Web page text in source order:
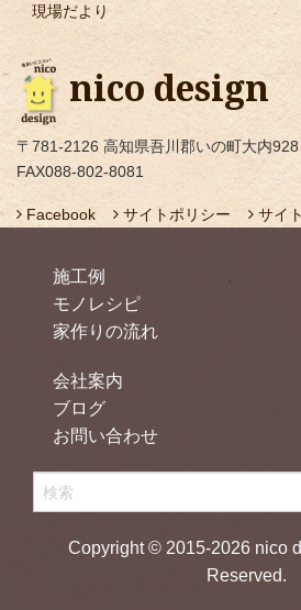
現場だより
nico design
〒781-2126 高知県吾川郡いの町大内
FAX088-802-8081
Facebook サイトポリシー サイ
施工例
モノレシピ
家作りの流れ
会社案内
ブログ
お問い合わせ
Copyright © 2015-2026 nico
Reserved.